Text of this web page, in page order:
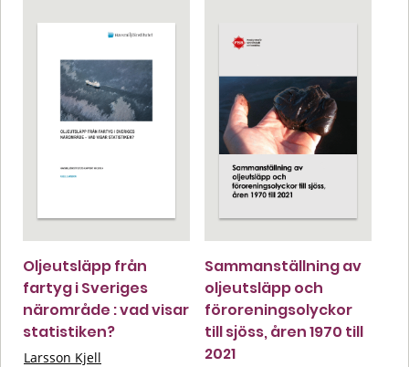
Oljeutsläpp från
fartyg i Sveriges
närområde : vad visar
statistiken?
Larsson Kjell
Sammanställning av
oljeutsläpp och
föroreningsolyckor
till sjöss, åren 1970 till
2021